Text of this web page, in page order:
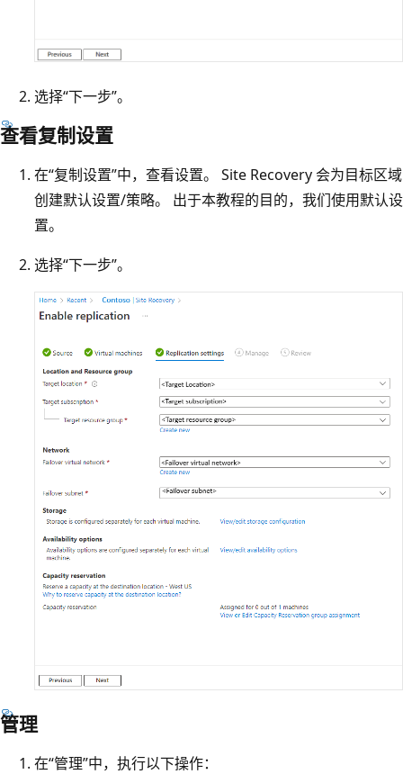
选择“下一步”。
查看复制设置
在“复制设置”中，查看设置。 Site Recovery 会为目标区域
创建默认设置/策略。 出于本教程的目的，我们使用默认设
置。
选择“下一步”。
管理
在“管理”中，执行以下操作：